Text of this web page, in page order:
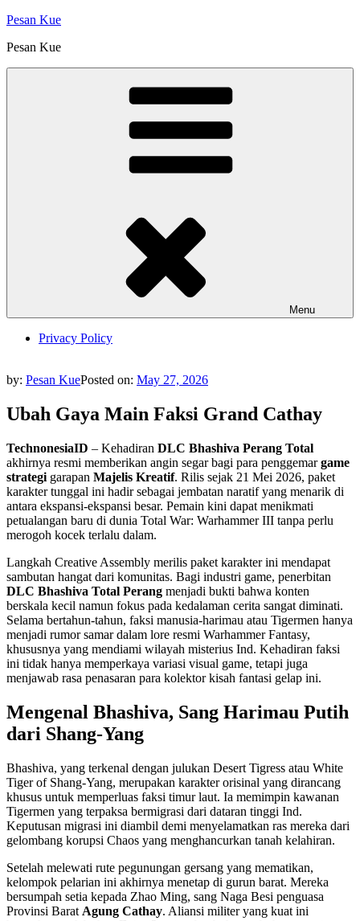
Skip
content
Pesan Kue
Pesan Kue
Menu
Privacy Policy
by: Pesan KuePosted on: May 27, 2026
Ubah Gaya Main Faksi Grand Cathay
TechnonesiaID – Kehadiran DLC Bhashiva Perang Total
akhirnya resmi memberikan angin segar bagi para penggemargame
strategi garapan Majelis Kreatif. Rilis sejak 21 Mei 2026, paket
karakter tunggal ini hadir sebagai jembatan naratif yang menarik di
antara ekspansi-ekspansi besar. Pemain kini dapat menikmati
petualangan baru di dunia Total War: Warhammer III tanpa perlu
merogoh kocek terlalu dalam.
Langkah Creative Assembly merilis paket karakter ini mendapat
sambutan hangat dari komunitas. Bagi industri game, penerbitan
DLC Bhashiva Total Perang menjadi bukti bahwa konten
berskala kecil namun fokus pada kedalaman cerita sangat diminati.
Selama bertahun-tahun, faksi manusia-harimau atau Tigermen hanya
menjadi rumor samar dalam lore resmi Warhammer Fantasy,
khususnya yang mendiami wilayah misterius Ind. Kehadiran faksi
ini tidak hanya memperkaya variasi visual game, tetapi juga
menjawab rasa penasaran para kolektor kisah fantasi gelap ini.
Mengenal Bhashiva, Sang Harimau Putih
dari Shang-Yang
Bhashiva, yang terkenal dengan julukan Desert Tigress atau White
Tiger of Shang-Yang, merupakan karakter orisinal yang dirancang
khusus untuk memperluas faksi timur laut. Ia memimpin kawanan
Tigermen yang terpaksa bermigrasi dari dataran tinggi Ind.
Keputusan migrasi ini diambil demi menyelamatkan ras mereka dari
gelombang korupsi Chaos yang menghancurkan tanah kelahiran.
Setelah melewati rute pegunungan gersang yang mematikan,
kelompok pelarian ini akhirnya menetap di gurun barat. Mereka
bersumpah setia kepada Zhao Ming, sang Naga Besi penguasa
Provinsi Barat Agung Cathay. Aliansi militer yang kuat ini